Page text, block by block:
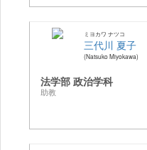
ミヨカワ ナツコ
三代川 夏子
Natsuko Miyokawa
法学部 政治学科
助教